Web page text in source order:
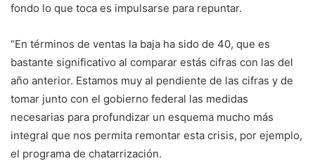
fondo lo que toca es impulsarse para repuntar.
“En términos de ventas la baja ha sido de 40, que es
bastante significativo al comparar estás cifras con las del
año anterior. Estamos muy al pendiente de las cifras y de
tomar junto con el gobierno federal las medidas
necesarias para profundizar un esquema mucho más
integral que nos permita remontar esta crisis, por ejemplo,
el programa de chatarrización.